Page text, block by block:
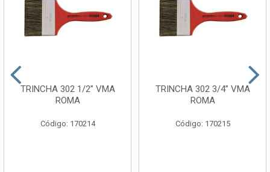
TRINCHA 302 1/2” VMA
ROMA
Código: 170214
TRINCHA 302 3/4” VMA
ROMA
Código: 170215